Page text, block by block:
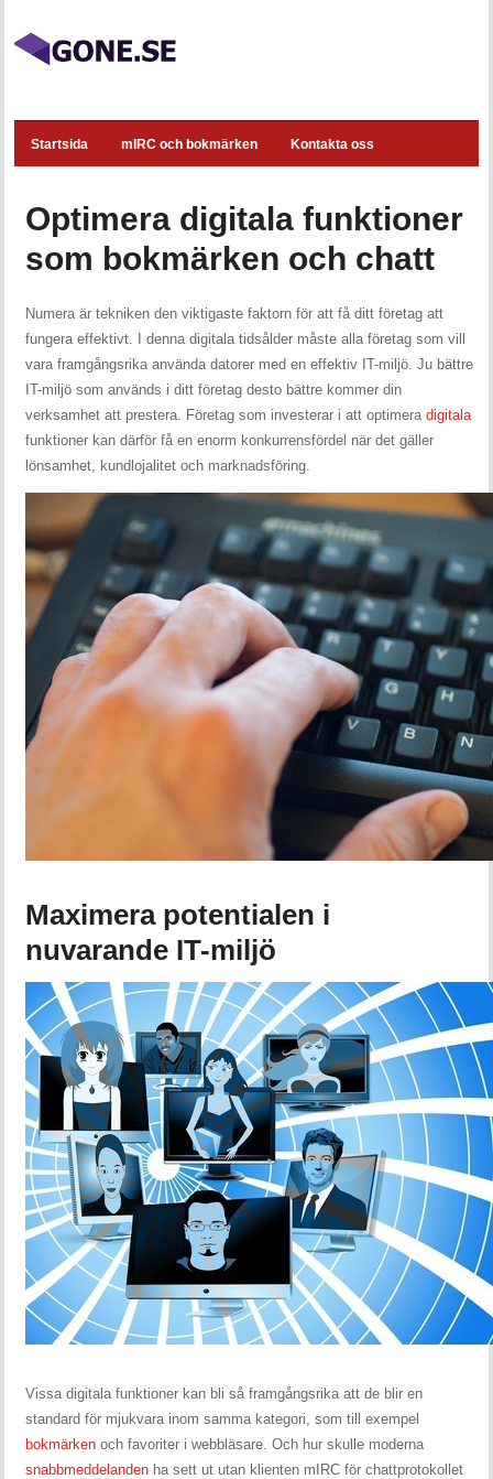
Startsida mIRC och bokmärken Kontakta oss
Optimera digitala funktioner
som bokmärken och chatt
Numera är tekniken den viktigaste faktorn för att få ditt företag att
fungera effektivt. I denna digitala tidsålder måste alla företag som vill
vara framgångsrika använda datorer med en effektiv IT-miljö. Ju bättre
IT-miljö som används i ditt företag desto bättre kommer din
verksamhet att prestera. Företag som investerar i att optimeradigitala
funktioner kan därför få en enorm konkurrensfördel när det gäller
lönsamhet, kundlojalitet och marknadsföring.
Maximera potentialen i
nuvarande IT-miljö
Vissa digitala funktioner kan bli så framgångsrika att de blir en
standard för mjukvara inom samma kategori, som till exempel
bokmärken och favoriter i webbläsare. Och hur skulle moderna
snabbmeddelanden ha sett ut utan klienten mIRC för chattprotokollet